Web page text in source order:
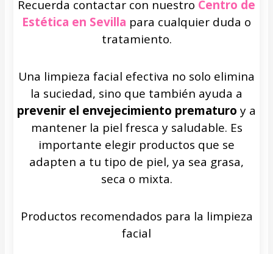
Recuerda contactar con nuestro Centro de
Estética en Sevilla para cualquier duda o
tratamiento.
Una limpieza facial efectiva no solo elimina
la suciedad, sino que también ayuda a
prevenir el envejecimiento prematuro y a
mantener la piel fresca y saludable. Es
importante elegir productos que se
adapten a tu tipo de piel, ya sea grasa,
seca o mixta.
Productos recomendados para la limpieza
facial